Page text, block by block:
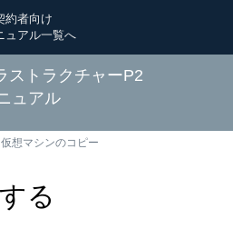
約者向け
ュアル一覧へ
ストラクチャーP2
ュアル
仮想マシンのコピー
る